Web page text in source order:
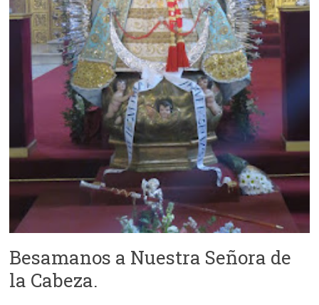
Besamanos a Nuestra Señora de
la Cabeza.